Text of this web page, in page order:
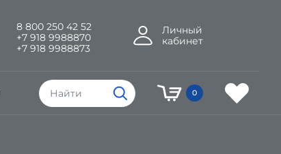
8 800 250 42 52
+7 918 9988870
+7 918 9988873
Личный
кабинет
0